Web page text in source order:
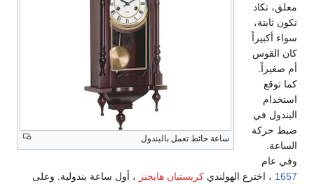
ساعة حائط تعمل بالبندول
معلق، تكاد
تكون ثابتة،
سواء أكبيراً
كان القوس
أم صغيراً.
كما توقع
استخدام
البندول في
ضبط حركة
الساعة.
وفي عام
1657 ، اخترع الهولندي كريستيان هايجنز ، أول ساعة بندولية. وعلى